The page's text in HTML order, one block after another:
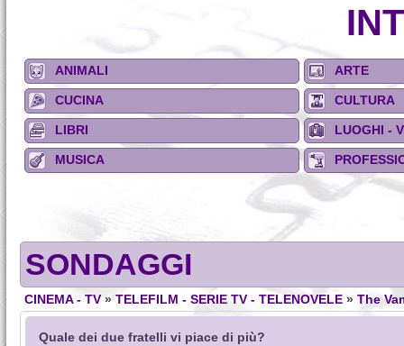
ANIMALI ARTE
CUCINA CULTURA
LIBRI LUOGHI -
MUSICA
SONDAGGI
CINEMA - TV» TELEFILM - SERIE TV - TELENOVELE » The
Quale dei due fratelli vi piace di più?